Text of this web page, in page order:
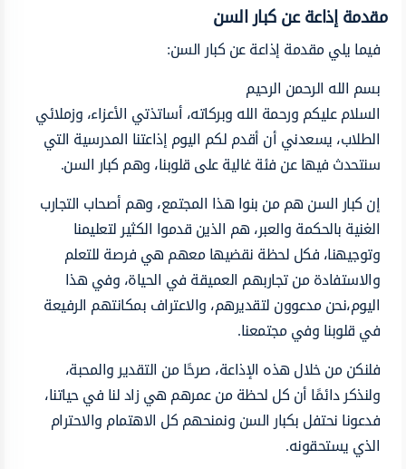
مقدمة إذاعة عن كبار السن
فيما يلي مقدمة إذاعة عن كبار السن:
بسم الله الرحمن الرحيم
السلام عليكم ورحمة الله وبركاته، أساتذتي الأعزاء، وزملائي
الطلاب، يسعدني أن أقدم لكم اليوم إذاعتنا المدرسية التي
سنتحدث فيها عن فئة غالية على قلوبنا، وهم كبار السن.
إن كبار السن هم من بنوا هذا المجتمع، وهم أصحاب التجارب
الغنية بالحكمة والعبر، هم الذين قدموا الكثير لتعليمنا
وتوجيهنا، فكل لحظة نقضيها معهم هي فرصة للتعلم
والاستفادة من تجاربهم العميقة في الحياة، وفي هذا
اليوم،نحن مدعوون لتقديرهم، والاعتراف بمكانتهم الرفيعة
في قلوبنا وفي مجتمعنا.
فلنكن من خلال هذه الإذاعة، صرحًا من التقدير والمحبة،
ولنذكر دائمًا أن كل لحظة من عمرهم هي زاد لنا في حياتنا،
فدعونا نحتفل بكبار السن ونمنحهم كل الاهتمام والاحترام
الذي يستحقونه.